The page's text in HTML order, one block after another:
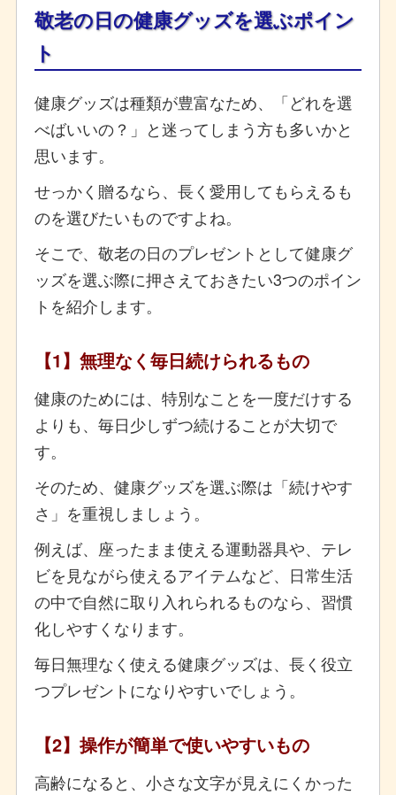
敬老の日の健康グッズを選ぶポイン
ト
健康グッズは種類が豊富なため、「どれを選
べばいいの？」と迷ってしまう方も多いかと
思います。
せっかく贈るなら、長く愛用してもらえるも
のを選びたいものですよね。
そこで、敬老の日のプレゼントとして健康グ
ッズを選ぶ際に押さえておきたい3つのポイン
トを紹介します。
【1】無理なく毎日続けられるもの
健康のためには、特別なことを一度だけする
よりも、毎日少しずつ続けることが大切で
す。
そのため、健康グッズを選ぶ際は「続けやす
さ」を重視しましょう。
例えば、座ったまま使える運動器具や、テレ
ビを見ながら使えるアイテムなど、日常生活
の中で自然に取り入れられるものなら、習慣
化しやすくなります。
毎日無理なく使える健康グッズは、長く役立
つプレゼントになりやすいでしょう。
【2】操作が簡単で使いやすいもの
高齢になると、小さな文字が見えにくかった